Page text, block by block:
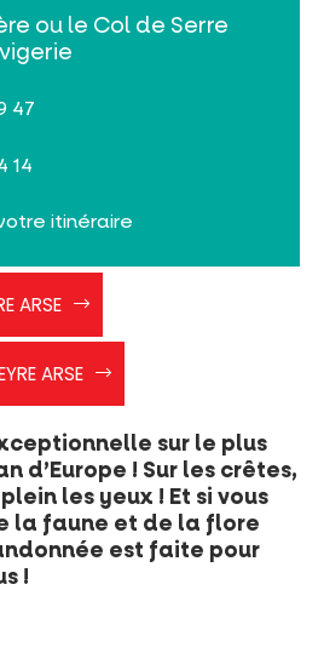
sur le plus
d’Europe ! Sur les crêtes,
les yeux ! Et si vous
la faune et de la flore
est faite pour
!
ou le Col de Serre
47
14
itinéraire
ARSE
ARSE